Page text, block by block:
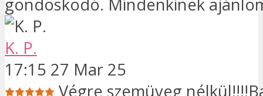
gondoskodó. Mindenkinek
K. P.
17:15 27 Mar 25
Végre szemüveg